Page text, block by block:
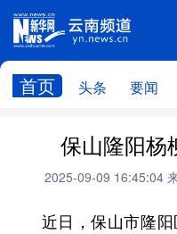
首页 头条 要闻
头条
新华社记者看云南
廉政 云
保山隆阳杨
2025-09-09 16:45:04
近日，保山市隆阳